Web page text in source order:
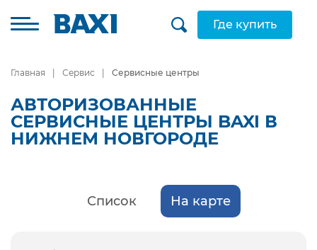
Где купить
Главная Сервис Сервисные центры
АВТОРИЗОВАННЫЕ
СЕРВИСНЫЕ ЦЕНТРЫ BAXI В
НИЖНЕМ НОВГОРОДЕ
Список На карте